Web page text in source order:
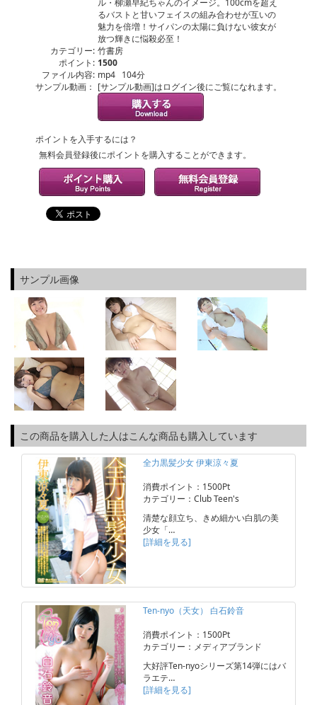
ル・柳瀬早紀ちゃんのイメージ。100cmを超え
るバストと甘いフェイスの組み合わせが互いの
魅力を倍増！サイパンの太陽に負けない彼女が
放つ輝きに悩殺必至！
カテゴリー: 竹書房
ポイント: 1500
ファイル内容: mp4 104分
サンプル動画： [サンプル動画]はログイン後にご覧になれます。
ポイントを入手するには？
無料会員登録後にポイントを購入することができます。
サンプル画像
この商品を購入した人はこんな商品も購入しています
全力黒髪少女 伊東涼々夏
消費ポイント：1500Pt
カテゴリー：Club Teen's
清楚な顔立ち、きめ細かい白肌の美
少女「…
[詳細を見る]
Ten-nyo（天女） 白石鈴音
消費ポイント：1500Pt
カテゴリー：メディアブランド
大好評Ten-nyoシリーズ第14弾にはバ
ラエテ…
[詳細を見る]